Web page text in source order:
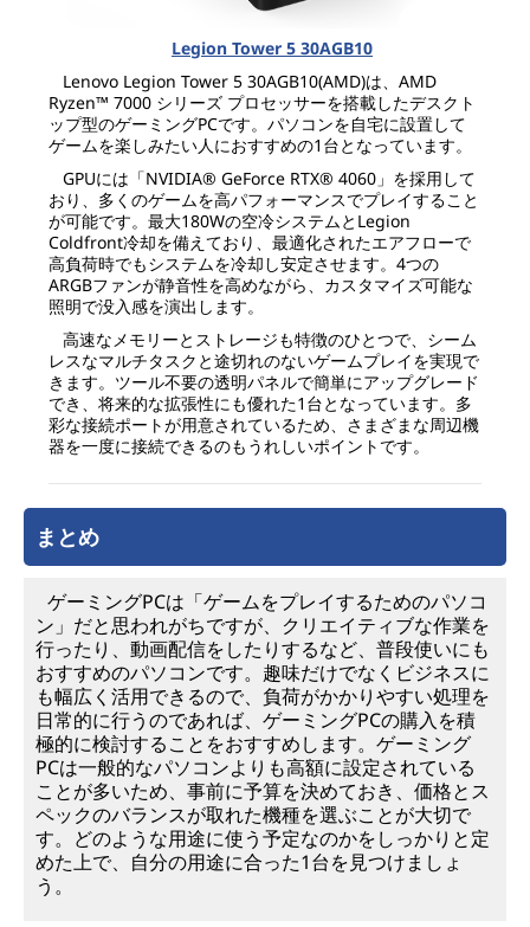
Legion Tower 5 30AGB10
Lenovo Legion Tower 5 30AGB10(AMD)は、AMD
Ryzen™ 7000 シリーズ プロセッサーを搭載したデスクト
ップ型のゲーミングPCです。パソコンを自宅に設置して
ゲームを楽しみたい人におすすめの1台となっています。
GPUには「NVIDIA® GeForce RTX® 4060」を採用して
おり、多くのゲームを高パフォーマンスでプレイすること
が可能です。最大180Wの空冷システムとLegion
Coldfront冷却を備えており、最適化されたエアフローで
高負荷時でもシステムを冷却し安定させます。4つの
ARGBファンが静音性を高めながら、カスタマイズ可能な
照明で没入感を演出します。
高速なメモリーとストレージも特徴のひとつで、シーム
レスなマルチタスクと途切れのないゲームプレイを実現で
きます。ツール不要の透明パネルで簡単にアップグレード
でき、将来的な拡張性にも優れた1台となっています。多
彩な接続ポートが用意されているため、さまざまな周辺機
器を一度に接続できるのもうれしいポイントです。
まとめ
ゲーミングPCは「ゲームをプレイするためのパソコ
ン」だと思われがちですが、クリエイティブな作業を
行ったり、動画配信をしたりするなど、普段使いにも
おすすめのパソコンです。趣味だけでなくビジネスに
も幅広く活用できるので、負荷がかかりやすい処理を
日常的に行うのであれば、ゲーミングPCの購入を積
極的に検討することをおすすめします。ゲーミング
PCは一般的なパソコンよりも高額に設定されている
ことが多いため、事前に予算を決めておき、価格とス
ペックのバランスが取れた機種を選ぶことが大切で
す。どのような用途に使う予定なのかをしっかりと定
めた上で、自分の用途に合った1台を見つけましょ
う。